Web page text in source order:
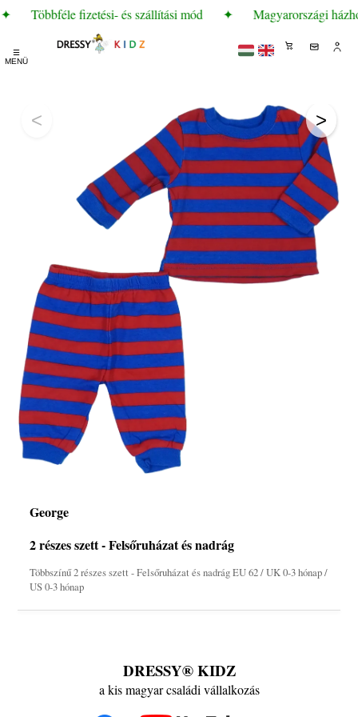
Többféle fizetési- és szállítási mód ✦ Magyarországi
☰
MENÜ
< >
George
2 részes szett - Felsőruházat és nadrág
Többszínű 2 részes szett - Felsőruházat és nadrág EU 62 / UK 0-3 hónap /
US 0-3 hónap
DRESSY® KIDZ
a kis magyar családi vállalkozás